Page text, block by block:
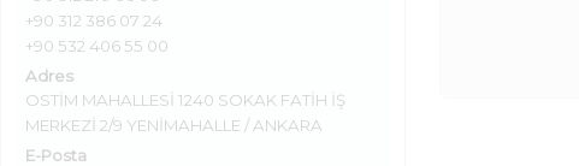
+90 312 386 07 24
+90 532 406 55 00
Adres
OSTİM MAHALLESİ 1240 SOKAK FATİH İŞ
MERKEZİ 2/9 YENİMAHALLE / ANKARA
E-Posta